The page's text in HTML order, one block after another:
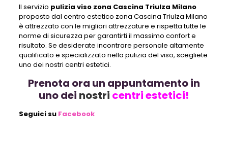
Il servizio pulizia viso zona Cascina Triulza Milano
proposto dal centro estetico zona Cascina Triulza Milano
è attrezzato con le migliori attrezzature e rispetta tutte le
norme di sicurezza per garantirti il massimo confort e
risultato. Se desiderate incontrare personale altamente
qualificato e specializzato nella pulizia del viso, scegliete
uno dei nostri centri estetici.
Prenota ora un appuntamento in
uno dei nostri centri estetici!
Seguici su Facebook